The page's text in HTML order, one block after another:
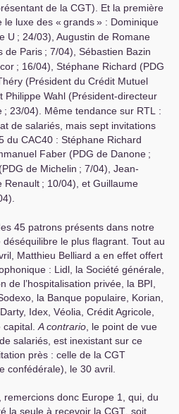
de la CGT). Et la première
le luxe des « grands» : Dominique
U ; 24/03), Augustin de Romane
de Paris ; 7/04), Sébastien Bazin
; 16/04), Stéphane Richard (PDG
(Président du Crédit Mutuel
Philippe Wahl (Président-directeur
; 23/04). Même tendance sur RTL
:
de salariés, mais sept invitations
du CAC40 : Stéphane Richard
Faber (PDG de Danone ;
PDG de Michelin ; 7/04), Jean-
Renault ; 10/04), et Guillaume
45 patrons présents dans notre
le plus flagrant. Tout au
Matthieu Belliard a en effet offert
: Lidl, la Société générale,
de l’hospitalisation privée, la BPI
Sodexo, la Banque populaire, Korian,
Idex, Véolia, Crédit Agricole,
A contrario , le point de vue
salariés, est inexistant sur ce
près : celle de la CGT
confédérale), le 30 avril.
remercions donc Europe 1, qui, du
la seule à recevoir la CGT , soit